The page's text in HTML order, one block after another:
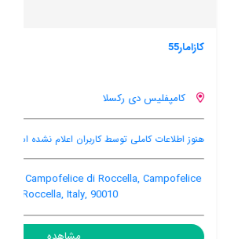
کاربران اعلام نشده است
Via dei Normanni 38, Campofelice di